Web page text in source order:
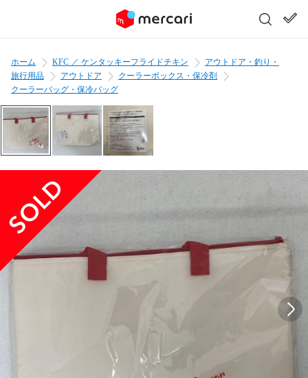
ホーム KFC ／ ケンタッキーフライドチキン
アウトドア・釣り・
旅行用品
アウトドア
クーラーボックス・保冷剤
クーラーバッグ・保冷バッグ